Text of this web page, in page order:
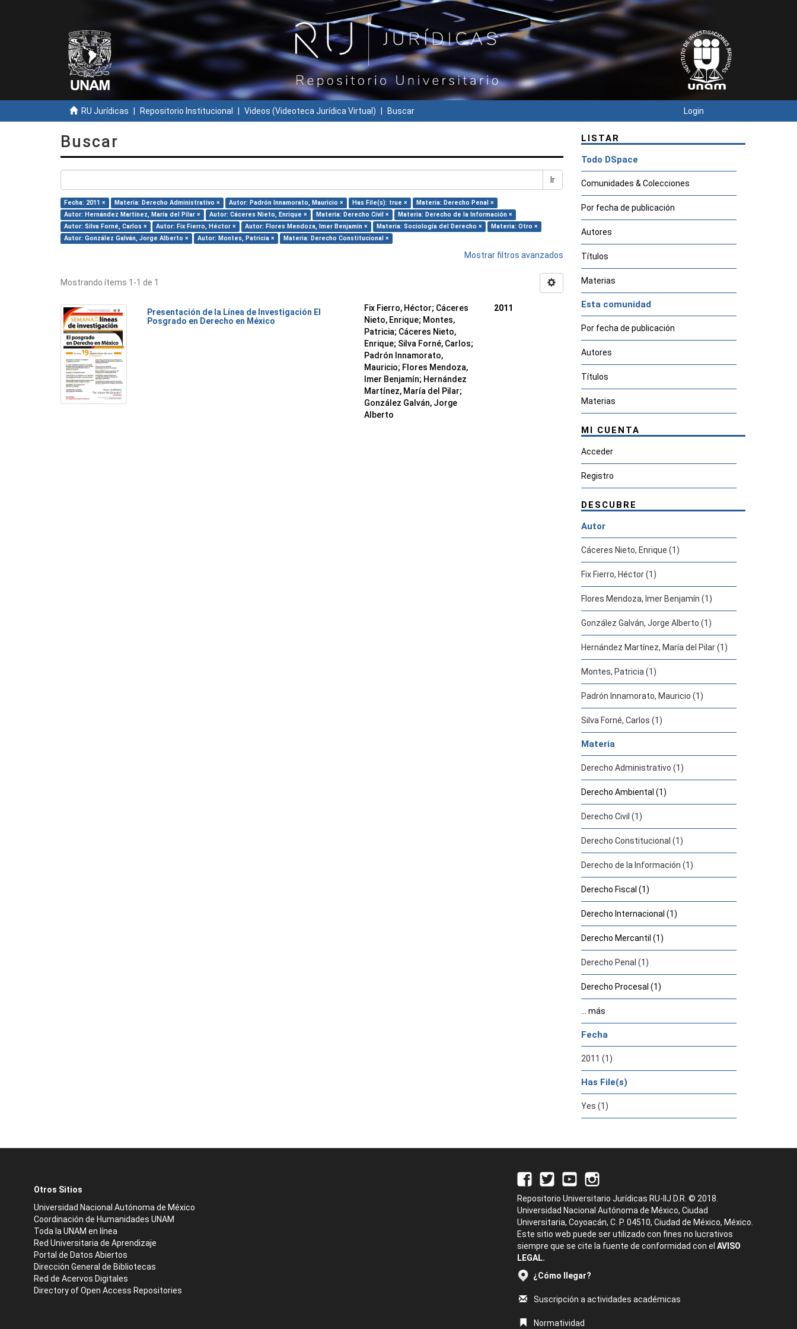
RU Jurídicas Repositorio Institucional Videos (Videoteca Jurídica Virtual) Buscar Login
Buscar
Ir
Fecha: 2011 × Materia: Derecho Administrativo × Autor: Padrón Innamorato, Mauricio × Has File(s): true ×
Materia: Derecho Penal ×
Autor: Hernández Martínez, María del Pilar ×
Autor: Cáceres Nieto, Enrique × Materia: Derecho Civil ×
Materia: Derecho de la Información ×
Autor: Silva Forné, Carlos ×
Autor: Fix Fierro, Héctor × Autor: Flores Mendoza, Imer Benjamín × Materia: Sociología del Derecho ×
Materia: Otro ×
Autor: González Galván, Jorge Alberto ×
Autor: Montes, Patricia × Materia: Derecho Constitucional ×
Mostrar filtros avanzados
Mostrando ítems 1-1 de 1
Presentación de la Línea de Investigación El
Posgrado en Derecho en México
Fix Fierro, Héctor; Cáceres
Nieto, Enrique; Montes,
Patricia; Cáceres Nieto,
Enrique; Silva Forné, Carlos;
Padrón Innamorato,
Mauricio; Flores Mendoza,
Imer Benjamín; Hernández
Martínez, María del Pilar;
González Galván, Jorge
Alberto
2011
LISTAR
Todo DSpace
Comunidades & Colecciones
Por fecha de publicación
Autores
Títulos
Materias
Esta comunidad
Por fecha de publicación
Autores
Títulos
Materias
MI CUENTA
Acceder
Registro
DESCUBRE
Autor
Cáceres Nieto, Enrique (1)
Fix Fierro, Héctor (1)
Flores Mendoza, Imer Benjamín (1)
González Galván, Jorge Alberto (1)
Hernández Martínez, María del Pilar (1)
Montes, Patricia (1)
Padrón Innamorato, Mauricio (1)
Silva Forné, Carlos (1)
Materia
Derecho Administrativo (1)
Derecho Ambiental (1)
Derecho Civil (1)
Derecho Constitucional (1)
Derecho de la Información (1)
Derecho Fiscal (1)
Derecho Internacional (1)
Derecho Mercantil (1)
Derecho Penal (1)
Derecho Procesal (1)
... más
Fecha
2011 (1)
Has File(s)
Yes (1)
Otros Sitios
Universidad Nacional Autónoma de México
Coordinación de Humanidades UNAM
Toda la UNAM en línea
Red Universitaria de Aprendizaje
Portal de Datos Abiertos
Dirección General de Bibliotecas
Red de Acervos Digitales
Directory of Open Access Repositories
Repositorio Universitario Jurídicas RU-IIJ D.R. © 2018.
Universidad Nacional Autónoma de México, Ciudad
Universitaria, Coyoacán, C. P. 04510, Ciudad de México, México.
Este sitio web puede ser utilizado con fines no lucrativos
siempre que se cite la fuente de conformidad con el AVISO
LEGAL.
¿Cómo llegar?
Suscripción a actividades académicas
Normatividad